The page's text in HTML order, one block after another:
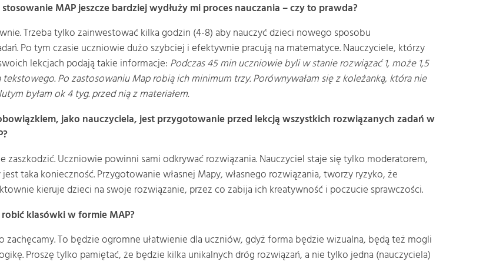
stosowanie MAP jeszcze bardziej wydłuży mi proces nauczania – czy to prawda?
Trzeba tylko zainwestować kilka godzin (4-8) aby nauczyć dzieci nowego sposobu
Po tym czasie uczniowie dużo szybciej i efektywnie pracują na matematyce. Nauczyciele, którzy
lekcjach podają takie informacje: Podczas 45 min uczniowie byli w stanie rozwiązać 1, może 1,5
Po zastosowaniu Map robią ich minimum trzy. Porównywałam się z koleżanką, która nie
byłam ok 4 tyg. przed nią z materiałem.
jako nauczyciela, jest przygotowanie przed lekcją wszystkich rozwiązanych zadań w
zaszkodzić. Uczniowie powinni sami odkrywać rozwiązania. Nauczyciel staje się tylko moderatorem,
taka konieczność. Przygotowanie własnej Mapy, własnego rozwiązania, tworzy ryzyko, że
kieruje dzieci na swoje rozwiązanie, przez co zabija ich kreatywność i poczucie sprawczości.
klasówki w formie MAP?
zachęcamy. To będzie ogromne ułatwienie dla uczniów, gdyż forma będzie wizualna, będą też mogli
Proszę tylko pamiętać, że będzie kilka unikalnych dróg rozwiązań, a nie tylko jedna (nauczyciela)